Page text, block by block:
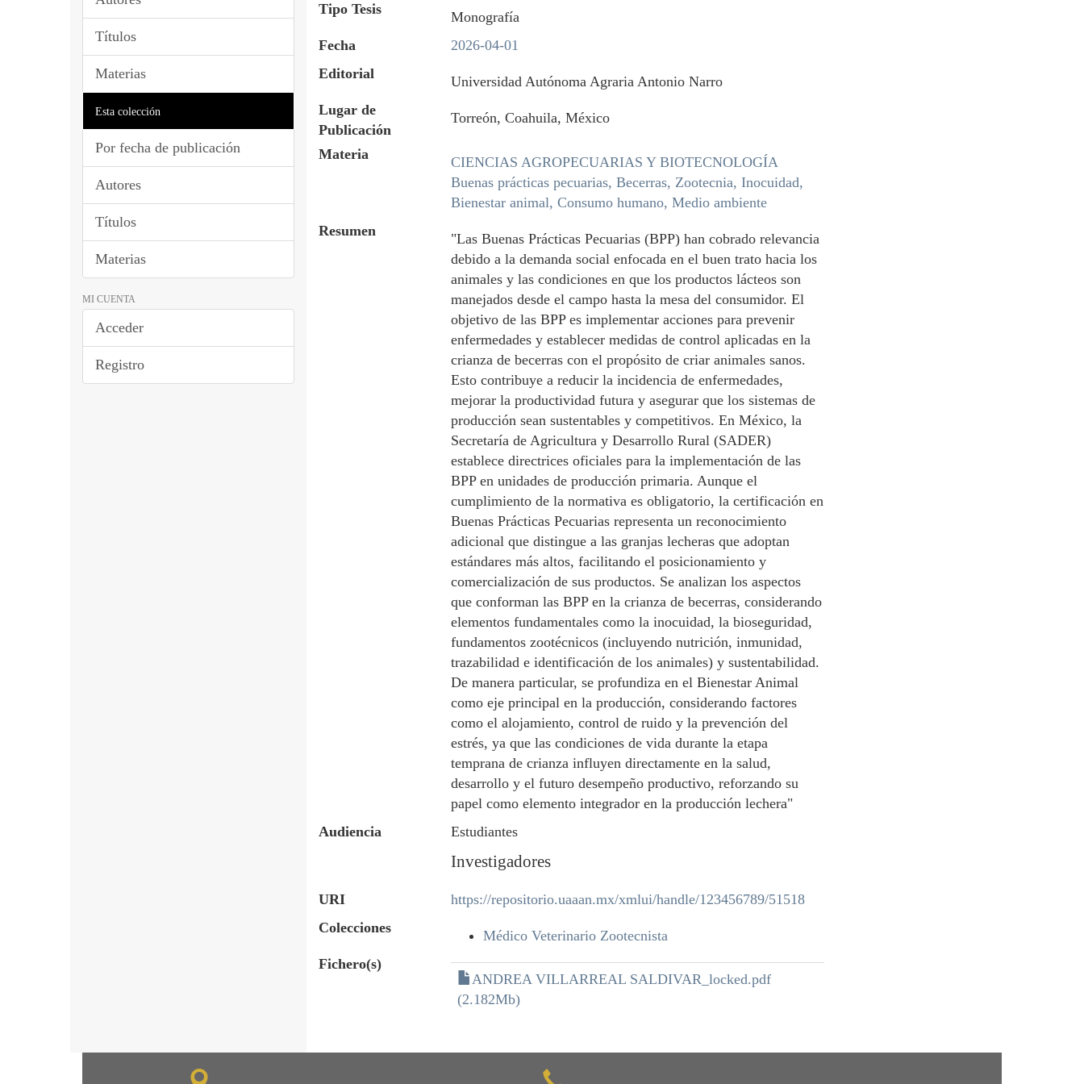
Títulos
Materias
Esta colección
Por fecha de publicación
Autores
Títulos
Materias
MI CUENTA
Acceder
Registro
Tipo Tesis
Monografía
Fecha
2026-04-01
Editorial
Universidad Autónoma Agraria Antonio Narro
Lugar de
Publicación
Torreón, Coahuila, México
Materia
CIENCIAS AGROPECUARIAS Y BIOTECNOLOGÍA
Buenas prácticas pecuarias, Becerras, Zootecnia, Inocuidad,
Bienestar animal, Consumo humano, Medio ambiente
Resumen
"Las Buenas Prácticas Pecuarias (BPP) han cobrado relevancia
debido a la demanda social enfocada en el buen trato hacia los
animales y las condiciones en que los productos lácteos son
manejados desde el campo hasta la mesa del consumidor. El
objetivo de las BPP es implementar acciones para prevenir
enfermedades y establecer medidas de control aplicadas en la
crianza de becerras con el propósito de criar animales sanos.
Esto contribuye a reducir la incidencia de enfermedades,
mejorar la productividad futura y asegurar que los sistemas de
producción sean sustentables y competitivos. En México, la
Secretaría de Agricultura y Desarrollo Rural (SADER)
establece directrices oficiales para la implementación de las
BPP en unidades de producción primaria. Aunque el
cumplimiento de la normativa es obligatorio, la certificación en
Buenas Prácticas Pecuarias representa un reconocimiento
adicional que distingue a las granjas lecheras que adoptan
estándares más altos, facilitando el posicionamiento y
comercialización de sus productos. Se analizan los aspectos
que conforman las BPP en la crianza de becerras, considerando
elementos fundamentales como la inocuidad, la bioseguridad,
fundamentos zootécnicos (incluyendo nutrición, inmunidad,
trazabilidad e identificación de los animales) y sustentabilidad.
De manera particular, se profundiza en el Bienestar Animal
como eje principal en la producción, considerando factores
como el alojamiento, control de ruido y la prevención del
estrés, ya que las condiciones de vida durante la etapa
temprana de crianza influyen directamente en la salud,
desarrollo y el futuro desempeño productivo, reforzando su
papel como elemento integrador en la producción lechera"
Audiencia
Estudiantes
Investigadores
URI
https://repositorio.uaaan.mx/xmlui/handle/123456789/51518
Colecciones
Médico Veterinario Zootecnista
Fichero(s)
ANDREA VILLARREAL SALDIVAR_locked.pdf
(2.182Mb)